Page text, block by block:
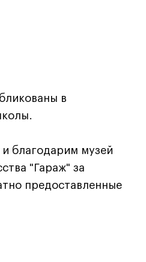
лидов
в
благодарим музей
"Гараж" за
предоставленные